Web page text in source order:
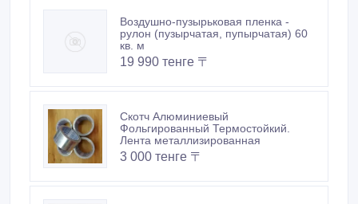
Воздушно-пузырьковая пленка -
рулон (пузырчатая, пупырчатая) 60
кв. м
19 990 тенге 〒
Скотч Алюминиевый
Фольгированный Термостойкий.
Лента металлизированная
3 000 тенге 〒